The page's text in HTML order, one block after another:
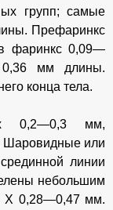
групп; самые
Префаринкс
фаринкс 0,09—
мм длины.
конца тела.
0,2—0,3 мм,
Шаровидные или
линии
небольшим
X 0,28—0,47 мм.